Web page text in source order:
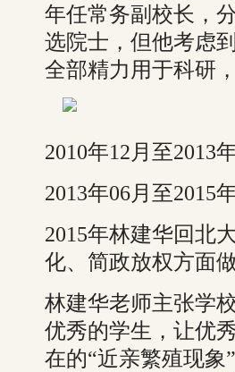
年任常务副校长，
选院士，但他考虑
全部精力用于科研
2010年12月至2013
2013年06月至2015
2015年林建华回北
化、简政放权方面
林建华老师主张学
优秀的学生，让优
在的“近亲繁殖现